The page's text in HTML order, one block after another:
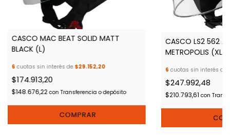
CASCO MAC BEAT SOLID MATT
BLACK (L)
6 cuotas sin interés de$29.152,20
$174.913,20
$148.676,22con Transferencia o depósito
CASCO LS2 562
METROPOLIS (XL)
6 cuotas sin interés de
$247.992,48
$210.793,61 con